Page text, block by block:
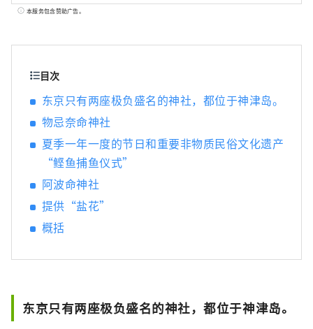
”！ 这款应用程序提供两项全新旅游体验：一
力，并创造与岛上居民成为朋友的机会。
本服务包含赞助广告。
目次
东京只有两座极负盛名的神社，都位于神津岛。
物忌奈命神社
夏季一年一度的节日和重要非物质民俗文化遗产
“鲣鱼捕鱼仪式”
阿波命神社
提供“盐花”
概括
东京只有两座极负盛名的神社，都位于神津岛。